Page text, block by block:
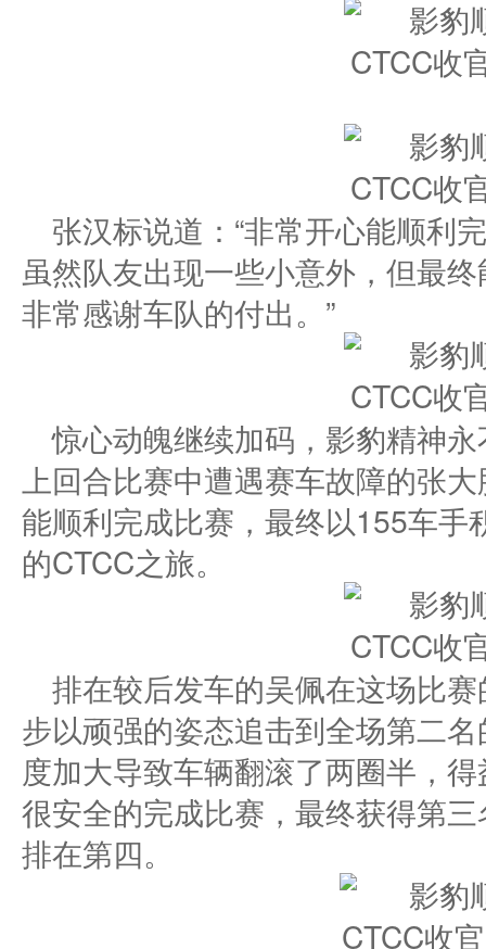
张汉标说道：“非常开心能顺利
虽然队友出现一些小意外，但最
非常感谢车队的付出。”
惊心动魄继续加码，影豹精神
上回合比赛中遭遇赛车故障的张
能顺利完成比赛，最终以155车
的CTCC之旅。
排在较后发车的吴佩在这场比
步以顽强的姿态追击到全场第二
度加大导致车辆翻滚了两圈半，
很安全的完成比赛，最终获得第
排在第四。